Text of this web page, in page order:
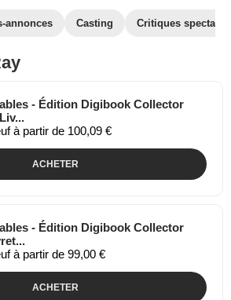
annonces Casting Critiques
- Édition Digibook Collector
à partir de 100,09 €
ACHETER
- Édition Digibook Collector
à partir de 99,00 €
ACHETER